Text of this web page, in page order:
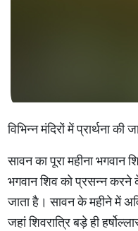
विभिन्न मंदिरों में प्रार्थना
सावन का पूरा महीना भगवान
भगवान शिव को प्रसन्न करने
जाता है। सावन के महीने में
जहां शिवरात्रि बड़े ही